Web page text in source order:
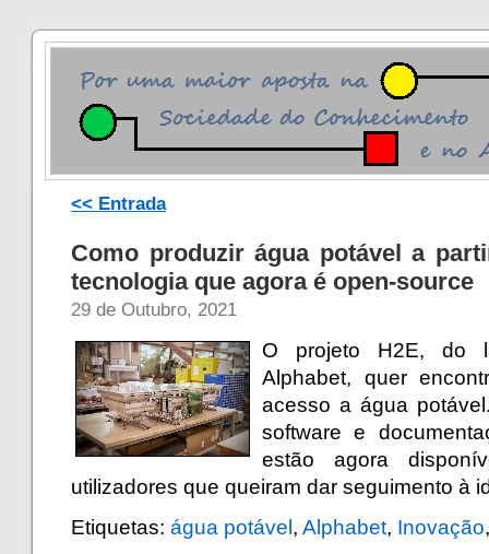
<< Entrada
Como produzir água potável a
tecnologia que agora é open-source
29 de Outubro, 2021
O projeto H2E, do
Alphabet, quer
acesso a água
software e
estão agora
utilizadores que queiram dar seguimento à
Etiquetas: água potável , Alphabet, Inovação